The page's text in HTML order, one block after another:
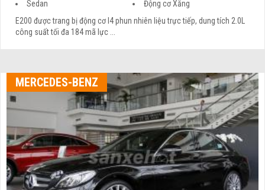
Sedan
Động cơ Xăng
E200 được trang bị động cơ I4 phun nhiên liệu trực tiếp, dung tích 2.0L
công suất tối đa 184 mã lực ...
MERCEDES-BENZ